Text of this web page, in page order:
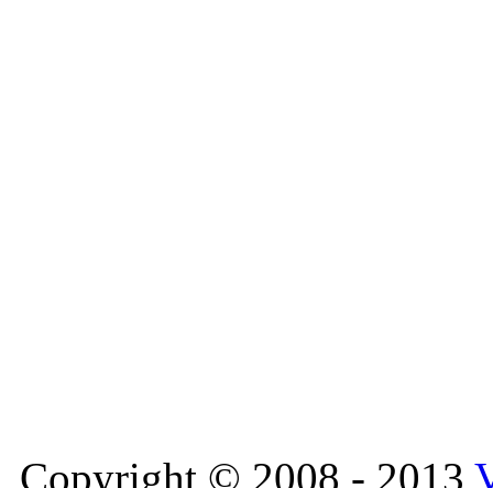
Copyright © 2008 - 2013